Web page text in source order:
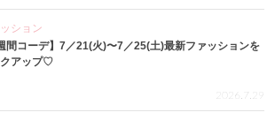
ション
間コーデ】7／21(火)〜7／25(土)最新ファッションを
クアップ♡
2026.7.29